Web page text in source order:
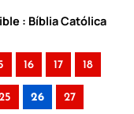
: Bíblia Católica
16 17 18
26 27